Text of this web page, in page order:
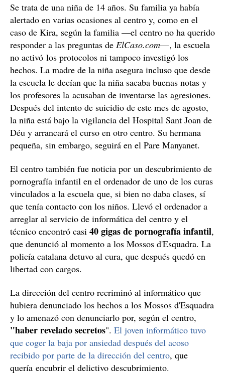
Se trata de una niña de 14 años. Su familia ya había
alertado en varias ocasiones al centro y, como en el
caso de Kira, según la familia —el centro no ha querido
responder a las preguntas de ElCaso.com—, la escuela
no activó los protocolos ni tampoco investigó los
hechos. La madre de la niña asegura incluso que desde
la escuela le decían que la niña sacaba buenas notas y
los profesores la acusaban de inventarse las agresiones.
Después del intento de suicidio de este mes de agosto,
la niña está bajo la vigilancia del Hospital Sant Joan de
Déu y arrancará el curso en otro centro. Su hermana
pequeña, sin embargo, seguirá en el Pare Manyanet.
El centro también fue noticia por un descubrimiento de
pornografía infantil en el ordenador de uno de los curas
vinculados a la escuela que, si bien no daba clases, sí
que tenía contacto con los niños. Llevó el ordenador a
arreglar al servicio de informática del centro y el
técnico encontró casi 40 gigas de pornografía infantil,
que denunció al momento a los Mossos d'Esquadra. La
policía catalana detuvo al cura, que después quedó en
libertad con cargos.
La dirección del centro recriminó al informático que
hubiera denunciado los hechos a los Mossos d'Esquadra
y lo amenazó con denunciarlo por, según el centro,
"haber revelado secretos". El joven informático tuvo
que coger la baja por ansiedad después del acoso
recibido por parte de la dirección del centro, que
quería encubrir el delictivo descubrimiento.